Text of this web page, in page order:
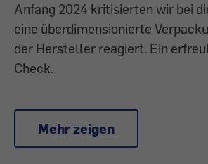
Anfang 2024 kritisierten wir bei
eine überdimensionierte
der Hersteller reagiert. Ein
Check.
Mehr zeigen